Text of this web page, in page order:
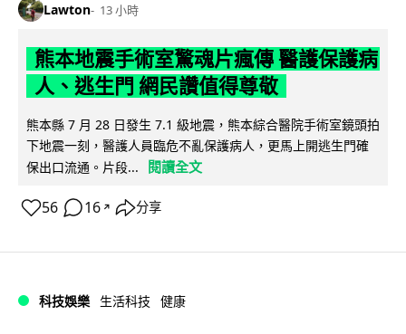
Lawton 13 小時
熊本地震手術室驚魂片瘋傳 醫護保護病
人、逃生門 網民讚值得尊敬
熊本縣 7 月 28 日發生 7.1 級地震，熊本綜合醫院手術室鏡頭拍
下地震一刻，醫護人員臨危不亂保護病人，更馬上開逃生門確
保出口流通。片段...
閱讀全文
56 16 ↗ 分享
科技娛樂 生活科技 健康